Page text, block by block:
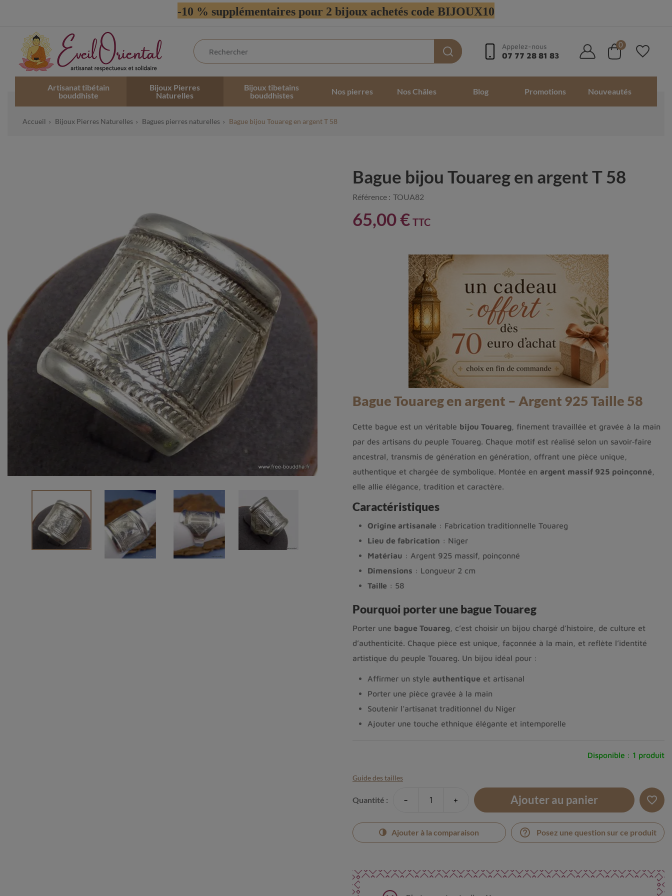
-10 % supplémentaires pour 2 bijoux achetés code BIJOUX10
Appelez-nous
07 77 28 81 83
0
Artisanat tibétain
bouddhiste
Bijoux Pierres
Naturelles
Bijoux tibetains
bouddhistes
Nos pierres Nos Châles Blog Promotions Nouveautés
Accueil Bijoux Pierres Naturelles Bagues pierres naturelles Bague bijou Touareg en argent T 58
Bague bijou Touareg en argent T 58
Référence : TOUA82
65,00 € TTC
Bague Touareg en argent – Argent 925 Taille 58
Cette bague est un véritable bijou Touareg, finement travaillée et gravée à la main
par des artisans du peuple Touareg. Chaque motif est réalisé selon un savoir‑faire
ancestral, transmis de génération en génération, offrant une pièce unique,
authentique et chargée de symbolique. Montée en argent massif 925 poinçonné
elle allie élégance, tradition et caractère.
Caractéristiques
Origine artisanale : Fabrication traditionnelle Touareg
Lieu de fabrication : Niger
Matériau : Argent 925 massif, poinçonné
Dimensions : Longueur 2 cm
Taille : 58
Pourquoi porter une bague Touareg
Porter une bague Touareg, c’est choisir un bijou chargé d’histoire, de culture et
d’authenticité. Chaque pièce est unique, façonnée à la main, et reflète l’identité
artistique du peuple Touareg. Un bijou idéal pour :
Affirmer un style authentique et artisanal
Porter une pièce gravée à la main
Soutenir l’artisanat traditionnel du Niger
Ajouter une touche ethnique élégante et intemporelle
Disponible : 1 produit
Guide des tailles
Quantité : - + Ajouter au panier favorite_border
Ajouter à la comparaison help_outline Posez une question sur ce produit